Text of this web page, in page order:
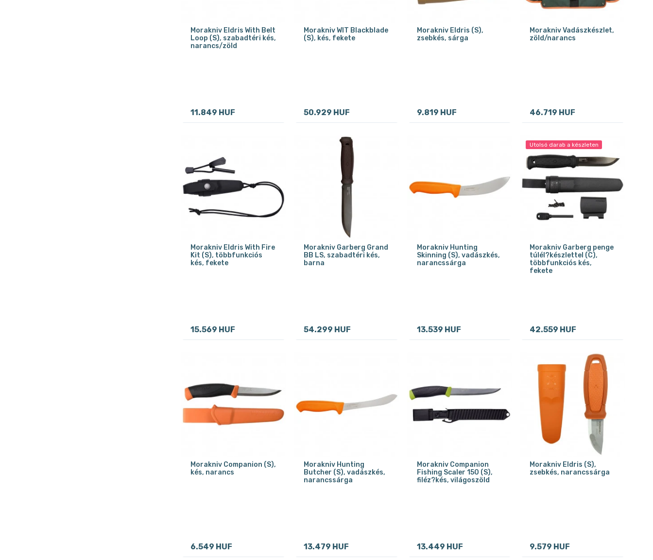
Morakniv Eldris With Belt
Loop (S), szabadtéri kés,
narancs/zöld
11.849 HUF
Morakniv WIT Blackblade
(S), kés, fekete
50.929 HUF
Morakniv Eldris (S),
zsebkés, sárga
9.819 HUF
Morakniv Vadászkészlet,
zöld/narancs
46.719 HUF
Morakniv Eldris With Fire
Kit (S), többfunkciós
kés, fekete
15.569 HUF
Morakniv Garberg Grand
BB LS, szabadtéri kés,
barna
54.299 HUF
Morakniv Hunting
Skinning (S), vadászkés,
narancssárga
13.539 HUF
Utolsó darab a készleten
Morakniv Garberg penge
túlél?készlettel (C),
többfunkciós kés,
fekete
42.559 HUF
Morakniv Companion (S),
kés, narancs
6.549 HUF
Morakniv Hunting
Butcher (S), vadászkés,
narancssárga
13.479 HUF
Morakniv Companion
Fishing Scaler 150 (S),
filéz?kés, világoszöld
13.449 HUF
Morakniv Eldris (S),
zsebkés, narancssárga
9.579 HUF